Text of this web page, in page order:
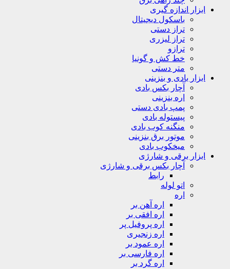
ابزار اندازه گیری
باسکول دیجیتال
تراز دستی
تراز لیزری
ترازو
خط کش و گونیا
متر دستی
ابزار بادی و بنزینی
آچار بکس بادی
اره بنزینی
پمپ بادی دستی
پیستوله بادی
منگنه کوب بادی
موتور برق بنزینی
میخکوب بادی
ابزار برقی و شارژی
آچار بکس برقی و شارژی
رابط
اتو لوله
اره
اره آهن بر
اره افقی بر
اره پروفیل پر
اره زنجیری
اره عمود بر
اره فارسی بر
اره گرد بر